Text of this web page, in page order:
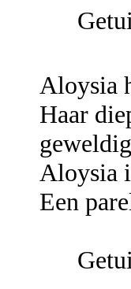
Aloysia
Haar
Aloysia
Een